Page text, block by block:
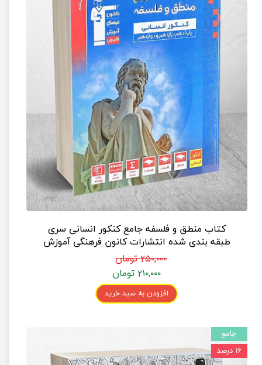
کتاب منطق و فلسفه جامع کنکور انسانی سری
طبقه بندی شده انتشارات کانون فرهنگی آموزش
۲۵۰,۰۰۰ تومان
۲۱۰,۰۰۰ تومان
افزودن به سبد خرید
جامع
۱۶ درصد